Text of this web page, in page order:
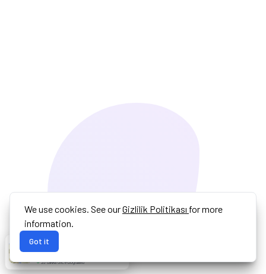
We use cookies. See ourGizlilik Politikası for more
information.
Got it